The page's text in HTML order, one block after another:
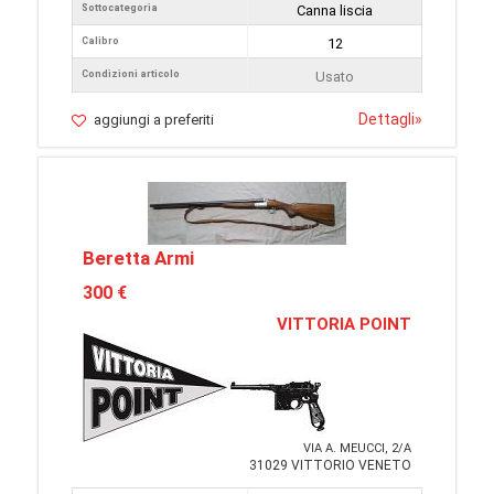
Sottocategoria
Calibro
Condizioni articolo
Canna liscia
12
Usato
aggiungi a preferiti Dettagli»
Beretta Armi
300 €
VITTORIA POINT
VIA A. MEUCCI, 2/A
31029 VITTORIO VENETO